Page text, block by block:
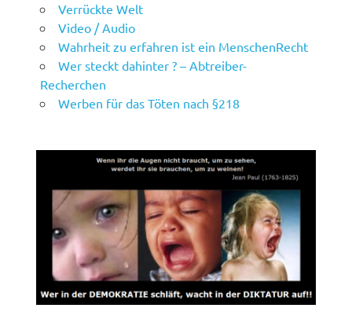
Verrückte Welt
Video / Audio
Wahrheit zu erfahren ist ein MenschenRecht
Wer steckt dahinter ? – Abtreiber-
Recherchen
Werben für das Töten nach §218